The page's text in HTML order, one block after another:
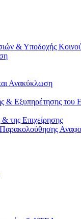
& Υποδοχής
Ανακύκλωση
& Εξυπηρέτησης του
της Επιχείρησης